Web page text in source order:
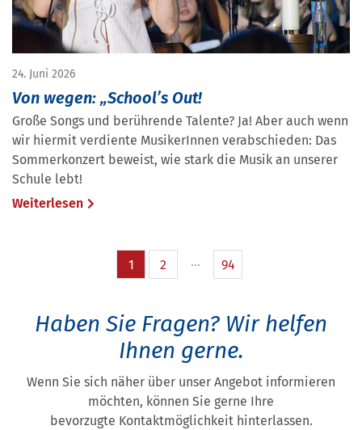
24. Juni 2026
Von wegen: „School’s Out!
Große Songs und berührende Talente? Ja! Aber auch wenn
wir hiermit verdiente MusikerInnen verabschieden: Das
Sommerkonzert beweist, wie stark die Musik an unserer
Schule lebt!
Weiterlesen
1 2 94
Haben Sie Fragen? Wir helfen
Ihnen gerne.
Wenn Sie sich näher über unser Angebot informieren
möchten, können Sie gerne Ihre
bevorzugte Kontaktmöglichkeit hinterlassen.